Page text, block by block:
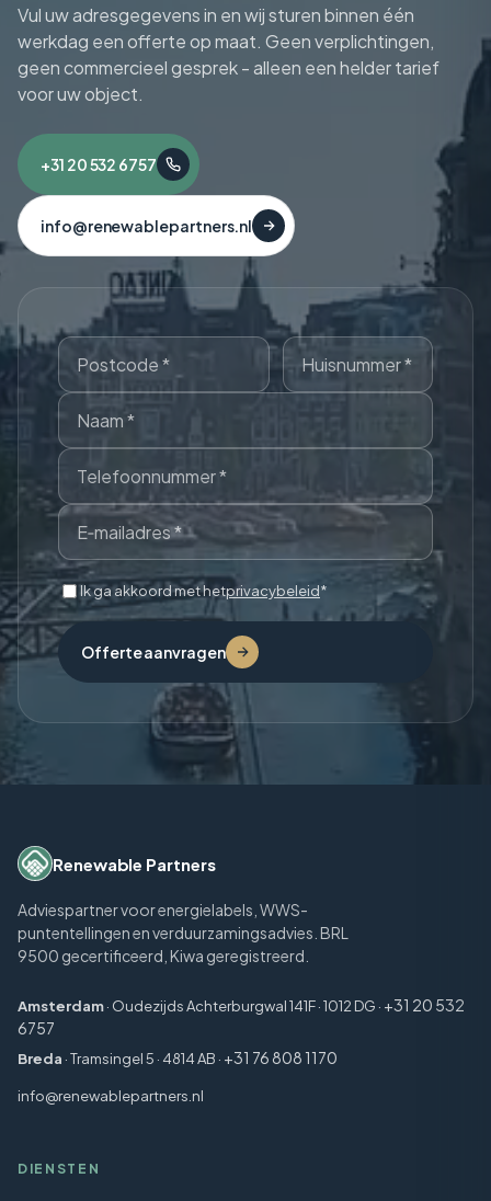
Vul uw adresgegevens in en wij sturen binnen één
werkdag een offerte op maat. Geen verplichtingen,
geen commercieel gesprek - alleen een helder tarief
voor uw object.
+31 20 532 6757
info@renewablepartners.nl
Ik ga akkoord met hetprivacybeleid*
Offerte aanvragen
Renewable Partners
Adviespartner voor energielabels, WWS-
puntentellingen en verduurzamingsadvies. BRL
9500 gecertificeerd, Kiwa geregistreerd.
Amsterdam· Oudezijds Achterburgwal 141F · 1012 DG · +31 20 532
6757
Breda · Tramsingel 5 · 4814 AB · +31 76 808 1170
info@renewablepartners.nl
DIENSTEN